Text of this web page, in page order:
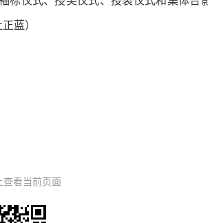
蓝）
查看当前页面